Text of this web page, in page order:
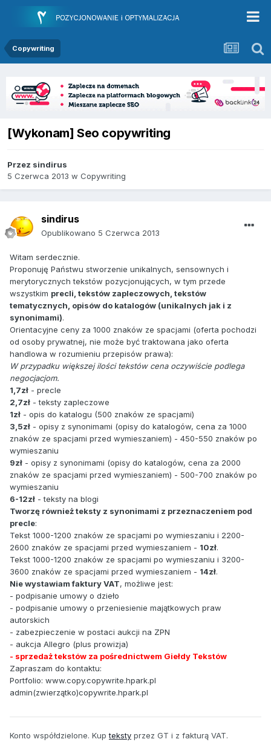
Copywriting
[Wykonam] Seo copywriting
Przez sindirus
5 Czerwca 2013 w Copywriting
sindirus
Opublikowano 5 Czerwca 2013
Witam serdecznie.
Proponuję Państwu stworzenie unikalnych, sensownych i
merytorycznych tekstów pozycjonujących, w tym przede
wszystkim precli, tekstów zapleczowych, tekstów
tematycznych, opisów do katalogów (unikalnych jak i z
synonimami).
Orientacyjne ceny za 1000 znaków ze spacjami (oferta pochodzi
od osoby prywatnej, nie może być traktowana jako oferta
handlowa w rozumieniu przepisów prawa):
W przypadku większej ilości tekstów cena oczywiście podlega
negocjacjom.
1,7zł - precle
2,7zł - teksty zapleczowe
1zł - opis do katalogu (500 znaków ze spacjami)
3,5zł - opisy z synonimami (opisy do katalogów, cena za 1000
znaków ze spacjami przed wymieszaniem) - 450-550 znaków po
wymieszaniu
9zł - opisy z synonimami (opisy do katalogów, cena za 2000
znaków ze spacjami przed wymieszaniem) - 500-700 znaków po
wymieszaniu
6-12zł - teksty na blogi
Tworzę również teksty z synonimami z przeznaczeniem pod
precle:
Tekst 1000-1200 znaków ze spacjami po wymieszaniu i 2200-
2600 znaków ze spacjami przed wymieszaniem - 10zł.
Tekst 1000-1200 znaków ze spacjami po wymieszaniu i 3200-
3600 znaków ze spacjami przed wymieszaniem - 14zł.
Nie wystawiam faktury VAT, możliwe jest:
- podpisanie umowy o dzieło
- podpisanie umowy o przeniesienie majątkowych praw
autorskich
- zabezpieczenie w postaci aukcji na ZPN
- aukcja Allegro (plus prowizja)
- sprzedaż tekstów za pośrednictwem Giełdy Tekstów
Zapraszam do kontaktu:
Portfolio: www.copy.copywrite.hpark.pl
admin(zwierzątko)copywrite.hpark.pl
Konto współdzielone. Kupteksty przez GT i z fakturą VAT.